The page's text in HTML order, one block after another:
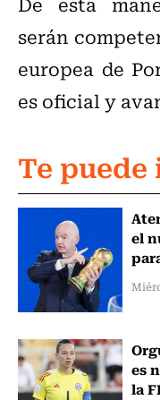
serán
europea de
es oficial y
Te
el
es
la